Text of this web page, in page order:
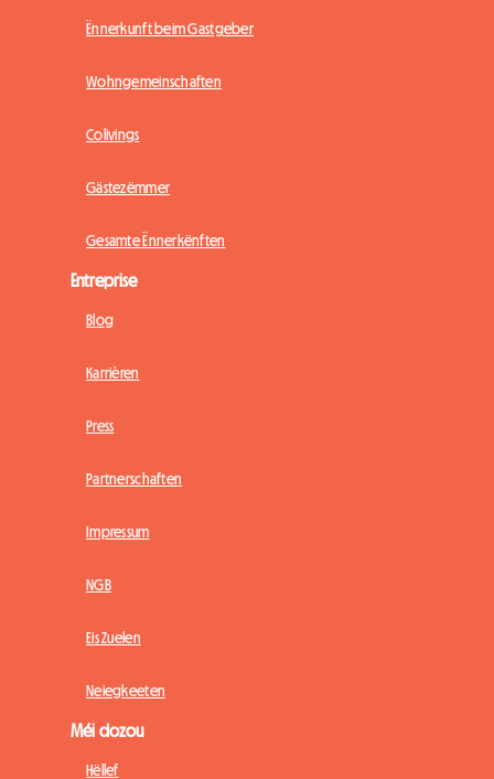
Ënnerkunft beim Gastgeber
Wohngemeinschaften
Colivings
Gästezëmmer
Gesamte Ënnerkënften
Entreprise
Blog
Karrièren
Press
Partnerschaften
Impressum
NGB
Eis Zuelen
Neiegkeeten
Méi dozou
Hëllef